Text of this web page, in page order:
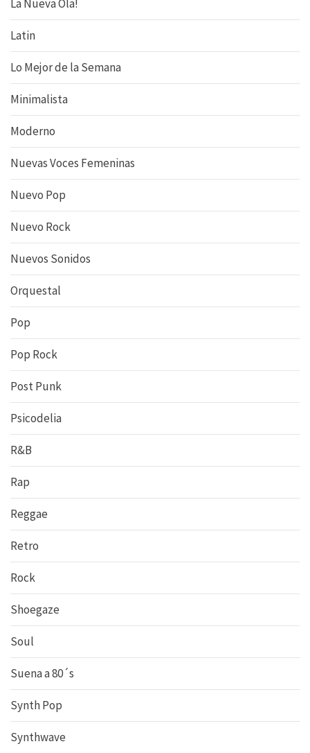
La Nueva Ola!
Latin
Lo Mejor de la Semana
Minimalista
Moderno
Nuevas Voces Femeninas
Nuevo Pop
Nuevo Rock
Nuevos Sonidos
Orquestal
Pop
Pop Rock
Post Punk
Psicodelia
R&B
Rap
Reggae
Retro
Rock
Shoegaze
Soul
Suena a 80´s
Synth Pop
Synthwave